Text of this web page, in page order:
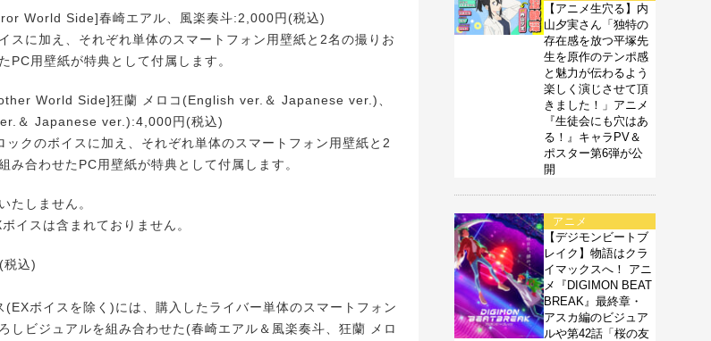
World Side]春崎エアル、風楽奏斗:2,000円(税込)
スに加え、それぞれ単体のスマートフォン用壁紙と2名の撮りお
PC用壁紙が特典として付属します。
World Side]狂蘭 メロコ(English ver.＆ Japanese ver.)、
＆ Japanese ver.):4,000円(税込)
クのボイスに加え、それぞれ単体のスマートフォン用壁紙と2
み合わせたPC用壁紙が特典として付属します。
たしません。
イスは含まれておりません。
税込)
ボイスを除く)には、購入したライバー単体のスマートフォン
しビジュアルを組み合わせた(春崎エアル＆風楽奏斗、狂蘭 メロ
【アニメ生穴る】内
山夕実さん「独特の
存在感を放つ平塚先
生を原作のテンポ感
と魅力が伝わるよう
楽しく演じさせて頂
きました！」アニメ
『生徒会にも穴はあ
る！』キャラPV＆
ポスター第6弾が公
開
アニメ
【デジモンビートブ
レイク】物語はクラ
イマックスへ！ アニ
メ『DIGIMON BEAT
BREAK』最終章・
アスカ編のビジュア
ルや第42話「桜の友